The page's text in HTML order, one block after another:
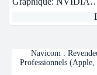
Navicom :
Professionnels